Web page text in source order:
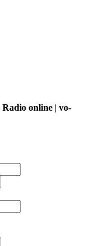
Radio online | vo-